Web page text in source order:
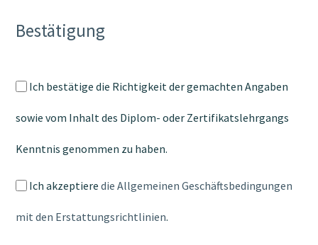
Bestätigung
Ich bestätige die Richtigkeit der gemachten Angaben
sowie vom Inhalt des Diplom- oder Zertifikatslehrgangs
Kenntnis genommen zu haben.
Ich akzeptieredie Allgemeinen Geschäftsbedingungen
mit den Erstattungsrichtlinien.